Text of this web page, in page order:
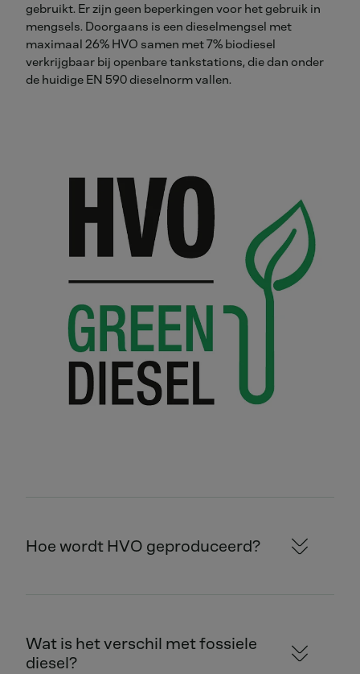
gebruikt. Er zijn geen beperkingen voor het gebruik in
mengsels. Doorgaans is een dieselmengsel met
maximaal 26% HVO samen met 7% biodiesel
verkrijgbaar bij openbare tankstations, die dan onder
de huidige EN 590 dieselnorm vallen.
Hoe wordt HVO geproduceerd?
Wat is het verschil met fossiele
diesel?